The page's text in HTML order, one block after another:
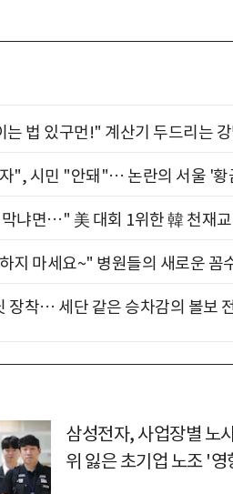
는 법 있구먼!" 계산기 두드리는
", 시민 "안돼"… 논란의 서울 '황
냐면…" 美 대회 1위한 韓 천재
지 마세요~" 병원들의 새로운 꼼
장착… 세단 같은 승차감의 볼보
삼성전자, 사업장별 노
위 잃은 초기업 노조 '